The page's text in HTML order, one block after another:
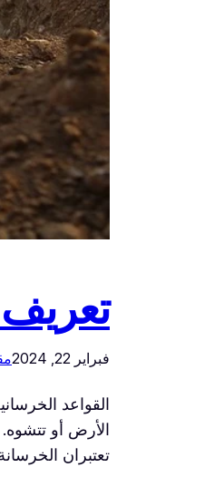
تعريف
فبراير 22, 2024
القواعد
الأرض أو
تعتبران